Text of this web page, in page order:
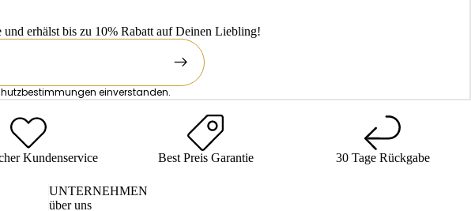
erhälst bis zu 10% Rabatt auf Deinen Liebling!
einverstanden.
Kundenservice Best Preis Garantie
30 Tage Rückgabe
UNTERNEHMEN
über uns